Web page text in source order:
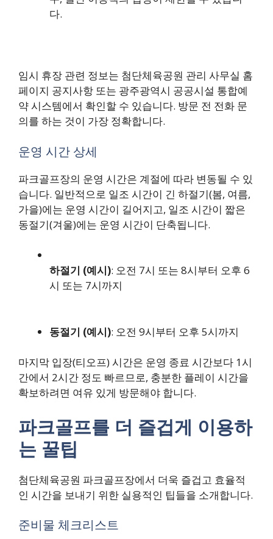
다.
임시 휴장 관련 정보는 첨단체육공원 관리 사무실 홈
페이지 공지사항 또는 광주광역시 공공시설 통합예
약 시스템에서 확인할 수 있습니다. 방문 전 전화 문
의를 하는 것이 가장 정확합니다.
운영 시간 상세
파크골프장의 운영 시간은 계절에 따라 변동될 수 있
습니다. 일반적으로 일조 시간이 긴 하절기(봄, 여름,
가을)에는 운영 시간이 길어지고, 일조 시간이 짧은
동절기(겨울)에는 운영 시간이 단축됩니다.
하절기 (예시): 오전 7시 또는 8시부터 오후 6
시 또는 7시까지
동절기 (예시): 오전 9시부터 오후 5시까지
마지막 입장(티오프) 시간은 운영 종료 시간보다 1시
간에서 2시간 정도 빠르므로, 충분한 플레이 시간을
확보하려면 여유 있게 방문해야 합니다.
파크골프를 더 즐겁게 이용하
는 꿀팁
첨단체육공원 파크골프장에서 더욱 즐겁고 효율적
인 시간을 보내기 위한 실용적인 팁들을 소개합니다.
준비물 체크리스트